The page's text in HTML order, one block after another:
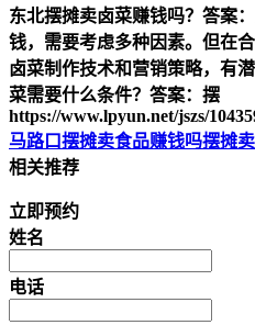
东北摆摊卖卤菜赚钱吗？答案
钱，需要考虑多种因素。但在
卤菜制作技术和营销策略，有
菜需要什么条件？答案：摆
https://www.lpyun.net/jszs/
马路口摆摊卖食品赚钱吗摆摊
相关推荐
立即预约
姓名
电话